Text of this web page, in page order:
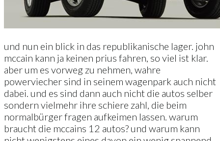
und nun ein blick in das republikanische lager. john
mccain kann ja keinen prius fahren, so viel ist klar.
aber um es vorweg zu nehmen, wahre
powerviecher sind in seinem wagenpark auch nicht
dabei. und es sind dann auch nicht die autos selber
sondern vielmehr ihre schiere zahl, die beim
normalbürger fragen aufkeimen lassen. warum
braucht die mccains 12 autos? und warum kann